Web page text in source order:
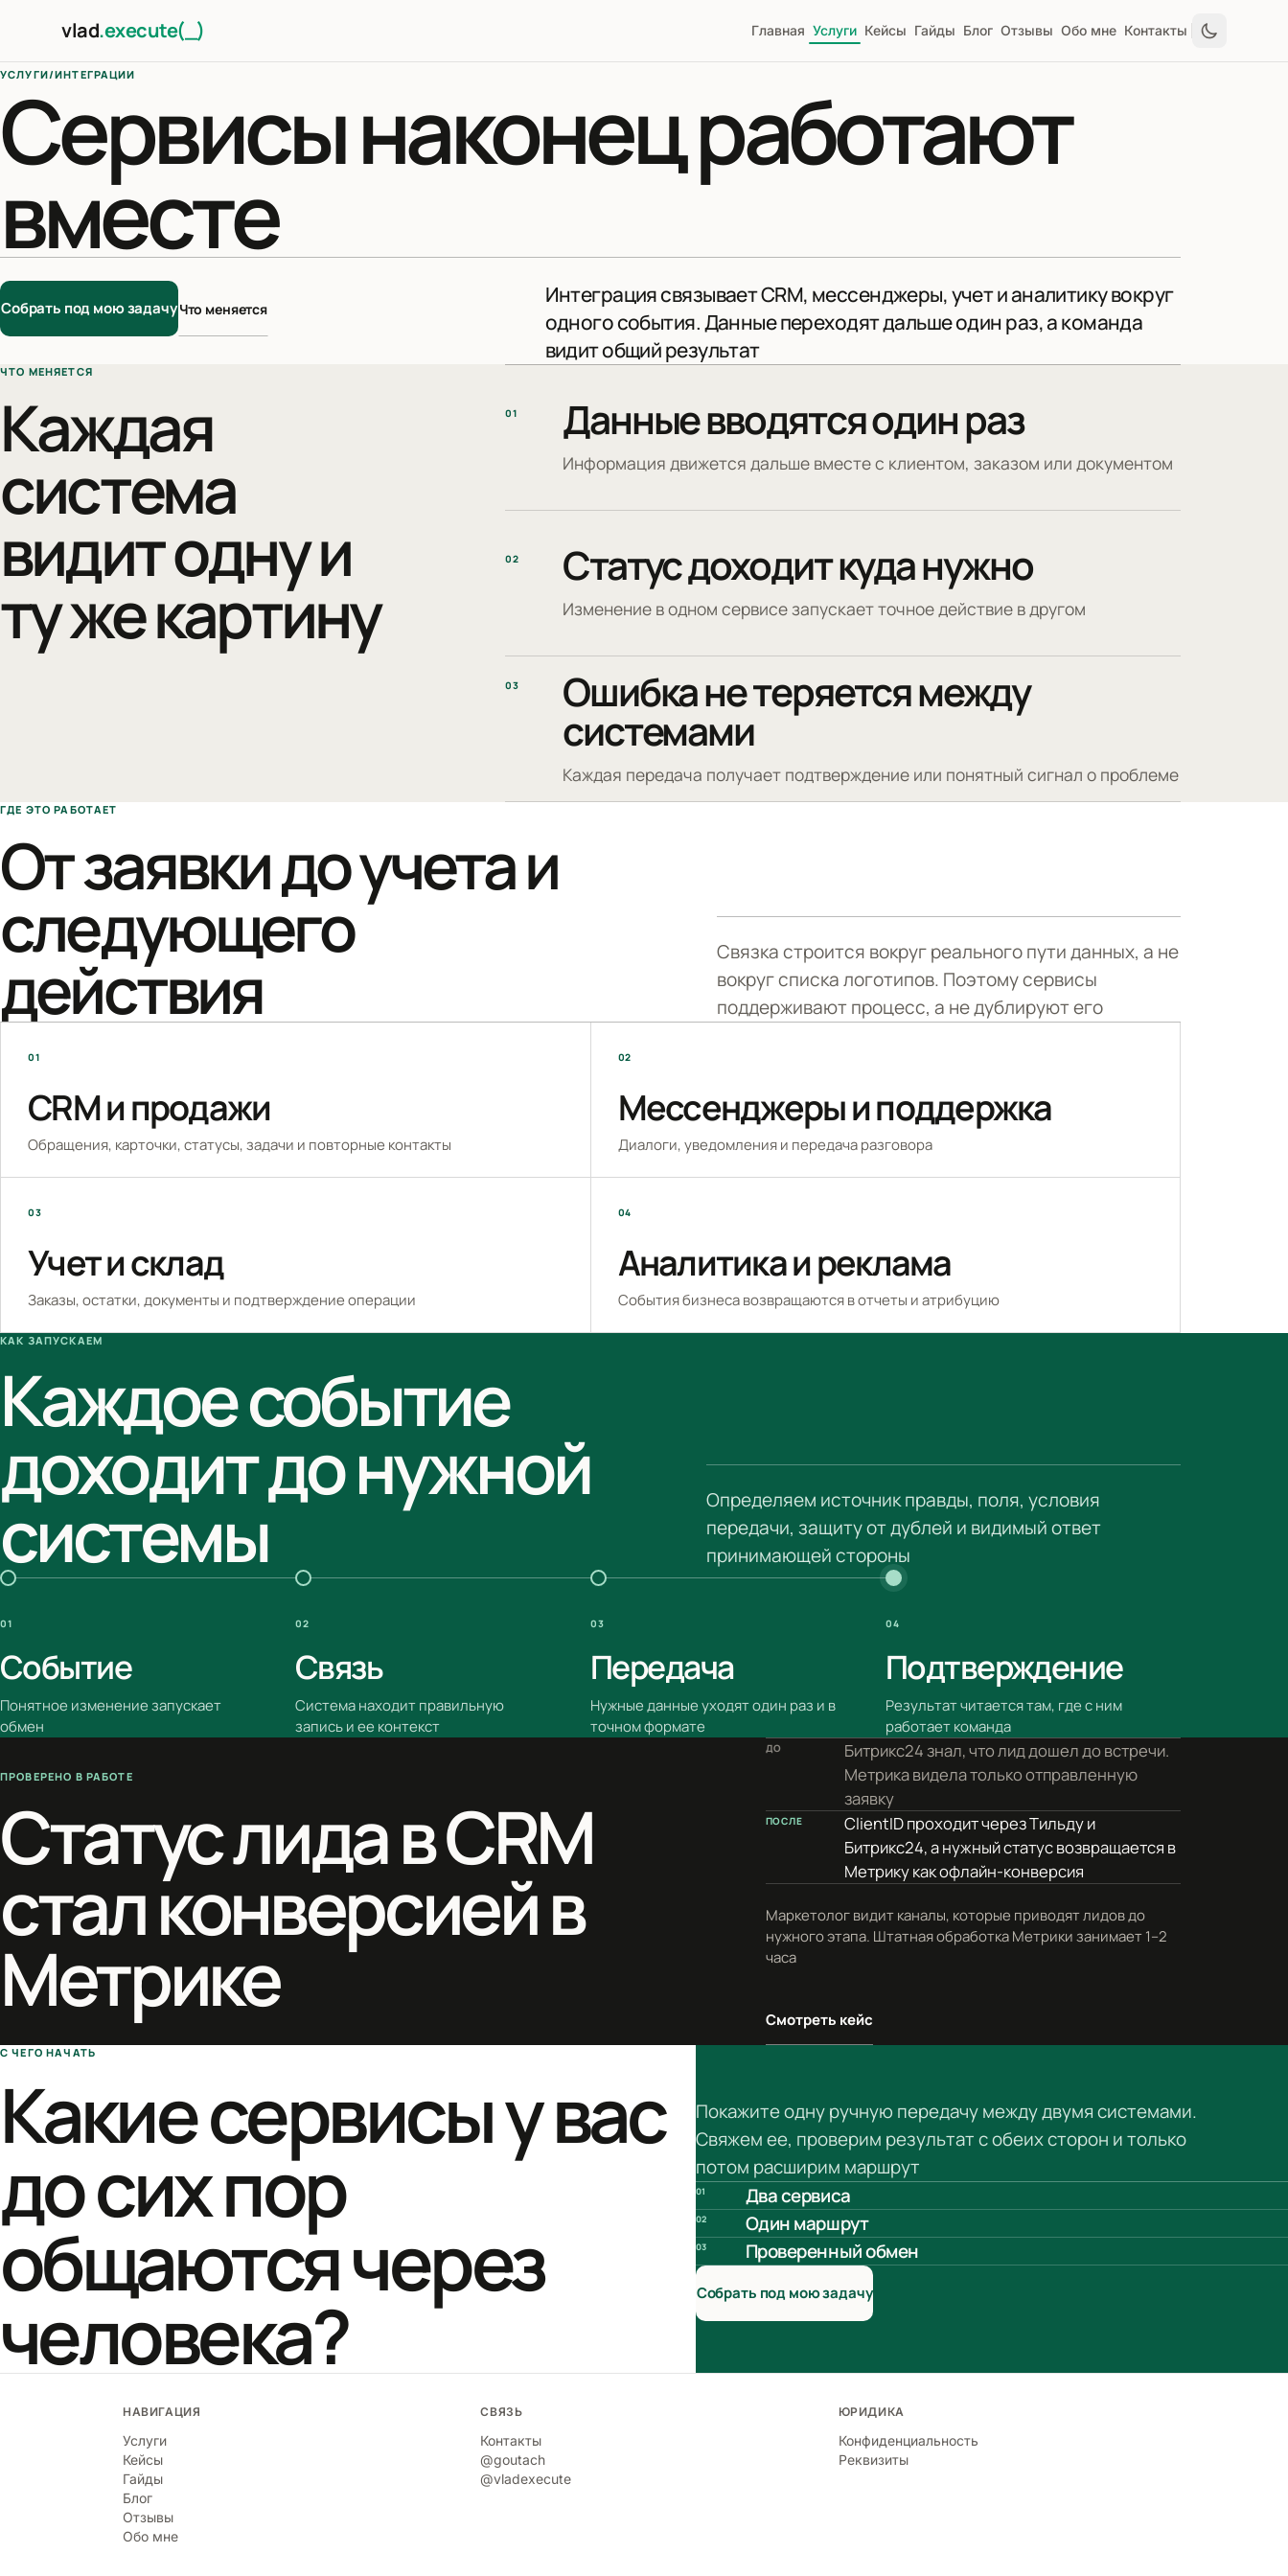
vlad.execute(_) Главная Услуги Кейсы Гайды Блог Отзывы Обо мне Контакты
УСЛУГИ/ИНТЕГРАЦИИ
Сервисы наконец работают
вместе
Собрать под мою задачуЧто меняется
Интеграция связывает CRM, мессенджеры, учет и аналитику вокруг
одного события. Данные переходят дальше один раз, а команда
видит общий результат
ЧТО МЕНЯЕТСЯ
Каждая
система
видит одну и
ту же картину
01 Данные вводятся один раз
Информация движется дальше вместе с клиентом, заказом или документом
02 Статус доходит куда нужно
Изменение в одном сервисе запускает точное действие в другом
03 Ошибка не теряется между
системами
Каждая передача получает подтверждение или понятный сигнал о проблеме
ГДЕ ЭТО РАБОТАЕТ
От заявки до учета и
следующего
действия
Связка строится вокруг реального пути данных, а не
вокруг списка логотипов. Поэтому сервисы
поддерживают процесс, а не дублируют его
01
CRM и продажи
Обращения, карточки, статусы, задачи и повторные контакты
02
Мессенджеры и поддержка
Диалоги, уведомления и передача разговора
03
Учет и склад
Заказы, остатки, документы и подтверждение операции
04
Аналитика и реклама
События бизнеса возвращаются в отчеты и атрибуцию
КАК ЗАПУСКАЕМ
Каждое событие
доходит до нужной
системы
Определяем источник правды, поля, условия
передачи, защиту от дублей и видимый ответ
принимающей стороны
01
Событие
Понятное изменение запускает
обмен
02
Связь
Система находит правильную
запись и ее контекст
03
Передача
Нужные данные уходят один раз и в
точном формате
04
Подтверждение
Результат читается там, где с ним
работает команда
ПРОВЕРЕНО В РАБОТЕ
Статус лида в CRM
стал конверсией в
Метрике
ДО
Битрикс24 знал, что лид дошел до встречи.
Метрика видела только отправленную
заявку
ПОСЛЕ
ClientID проходит через Тильду и
Битрикс24, а нужный статус возвращается в
Метрику как офлайн-конверсия
Маркетолог видит каналы, которые приводят лидов до
нужного этапа. Штатная обработка Метрики занимает 1–2
часа
Смотреть кейс
С ЧЕГО НАЧАТЬ
Какие сервисы у вас
до сих пор
общаются через
человека?
Покажите одну ручную передачу между двумя системами.
Свяжем ее, проверим результат с обеих сторон и только
потом расширим маршрут
01 Два сервиса
02 Один маршрут
03 Проверенный обмен
Собрать под мою задачу
НАВИГАЦИЯ
Услуги
Кейсы
Гайды
Блог
Отзывы
Обо мне
СВЯЗЬ
Контакты
@goutach
@vladexecute
ЮРИДИКА
Конфиденциальность
Реквизиты